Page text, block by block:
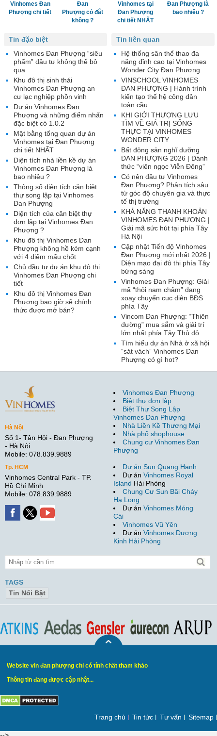
Vinhomes Đan
Phượng chi tiết
Đan
Phượng có đắt
không ?
Vinhomes tại
Đan Phượng
chi tiết NHẤT
Đan Phượng là
bao nhiêu ?
Tin liên quan
Hệ thống sân thể thao đa
năng đỉnh cao tại Vinhomes
Wonder City Đan Phượng
VINSCHOOL VINHOMES
ĐAN PHƯỢNG | Hành trình
kiến tạo thế hệ công dân
toàn cầu
KHI GIỚI THƯỢNG LƯU
TÌM VỀ GIÁ TRỊ SỐNG
THỰC TẠI VINHOMES
WONDER CITY
Bất động sản nghĩ dưỡng
ĐAN PHƯỢNG 2026 | Đánh
thức “viên ngọc Viễn Đông”
Có nên đầu tư Vinhomes
Đan Phượng? Phân tích sâu
từ góc độ chuyên gia và thực
tế thị trường
KHẢ NĂNG THANH KHOẢN
VINHOMES ĐAN PHƯỢNG |
Giải mã sức hút tại phía Tây
Hà Nội
Cập nhật Tiến độ Vinhomes
Đan Phượng mới nhất 2026 |
Diện mạo đại đô thị phía Tây
bừng sáng
Vinhomes Đan Phượng: Giải
mã “thỏi nam châm” đang
xoay chuyển cục diện BĐS
phía Tây
Vincom Đan Phượng: “Thiên
đường” mua sắm và giải trí
lớn nhất phía Tây Thủ đô
Tìm hiểu dự án Nhà ở xã hội
“sát vách” Vinhomes Đan
Phượng có gì hot?
Tin đặc biệt
Vinhomes Đan Phượng “siêu
phẩm” đầu tư không thể bỏ
qua
Khu đô thị sinh thái
Vinhomes Đan Phượng an
cư lạc nghiệp phồn vinh
Dự án Vinhomes Đan
Phượng và những điểm nhấn
đặc biệt có 1.0.2
Mặt bằng tổng quan dự án
Vinhomes tại Đan Phượng
chi tiết NHẤT
Diện tích nhà liền kề dự án
Vinhomes Đan Phượng là
bao nhiêu ?
Thông số diện tích căn biệt
thự song lập tại Vinhomes
Đan Phượng
Diện tích của căn biệt thự
đơn lập tại Vinhomes Đan
Phượng ?
Khu đô thị Vinhomes Đan
Phượng không hề kém cạnh
với 4 điểm mấu chốt
Chủ đầu tư dự án khu đô thị
Vinhomes Đan Phượng chi
tiết
Khu đô thị Vinhomes Đan
Phượng bao giờ sẽ chính
thức được mở bán?
Hà Nội
Số 1- Tân Hội - Đan Phượng
- Hà Nội
Mobile: 078.839.9889
Tp. HCM
Vinhomes Central Park - TP.
Hồ Chí Minh
Mobile: 078.839.9889
Vinhomes Đan Phượng
Biệt thự đơn lập
Biệt Thự Song Lập
Vinhomes Đan Phượng
Nhà Liền Kề Thương Mại
Nhà phố shophouse
Chung cư Vinhomes Đan
Phượng
Dự án Sun Quang Hanh
Dự án Vinhomes Royal
Island Hải Phòng
Chung Cư Sun Bãi Cháy
Hạ Long
Dự án Vinhomes Móng
Cái
Vinhomes Vũ Yên
Dự án Vinhomes Dương
Kinh Hải Phòng
TAGS
Tin Nổi Bật
Website vin đan phượng chỉ có tính chất tham khảo
Thông tin đang được cập nhật...
Trang chủ Tin tức Tư vấn Sitemap